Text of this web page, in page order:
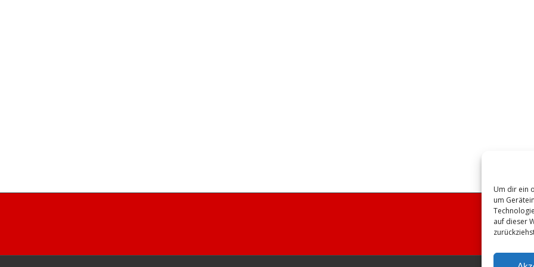
Um dir ein
um
auf dieser